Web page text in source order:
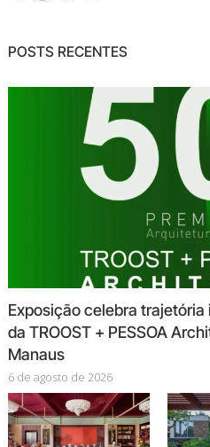
POSTS RECENTES
Exposição celebra
da TROOST + PESSOA
Manaus
6 de agosto de 2026